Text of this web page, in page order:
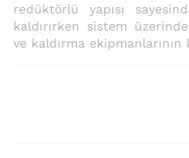
redüktörlü yapısı
kaldırırken sistem
ve kaldırma